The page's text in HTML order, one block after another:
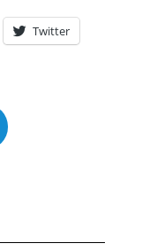
Twitter